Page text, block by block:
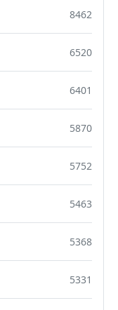
8462
6520
6401
5870
5752
5463
5368
5331